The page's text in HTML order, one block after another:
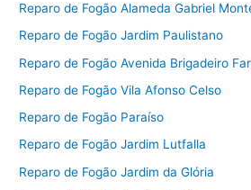
Reparo de Fogão Alameda Gabriel
Reparo de Fogão Jardim Paulistano
Reparo de Fogão Avenida Brigadeiro
Reparo de Fogão Vila Afonso Celso
Reparo de Fogão Paraíso
Reparo de Fogão Jardim Lutfalla
Reparo de Fogão Jardim da Glória